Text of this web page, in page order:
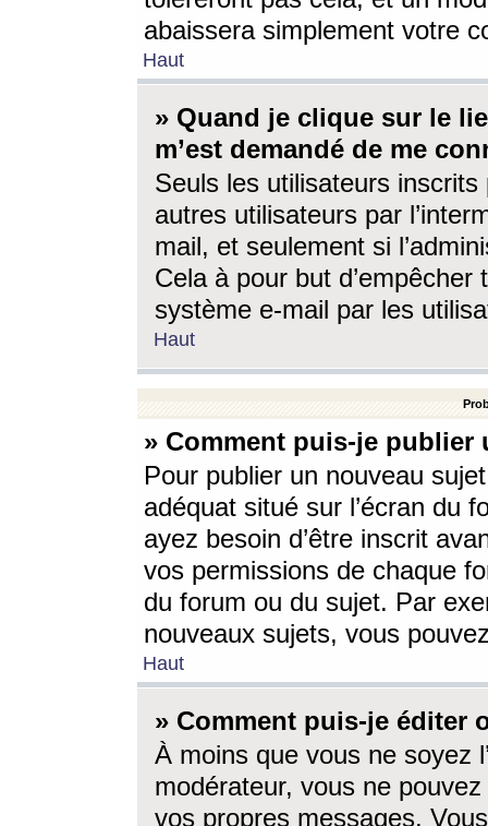
abaissera simplement votre
Haut
» Quand je clique sur le
m’est demandé de me
Seuls les utilisateurs
autres utilisateurs par
mail, et seulement si
Cela à pour but
système e-mail par les
Haut
» Comment puis-je
Pour publier un nouveau
adéquat situé sur l’écran du
ayez besoin d’être inscrit
vos permissions de chaque
du forum ou du sujet. Par
nouveaux sujets, vous
Haut
» Comment puis-je éditer
À moins que vous ne soyez
modérateur, vous ne
vos propres messages.